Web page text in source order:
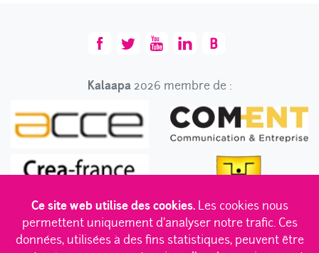
Kalaapa2026 membre de :
Ce site web utilise des cookies.Les cookies nous
permettent uniquement d'analyser notre trafic. Ces
données, utilisées à des fins statistiques, peuvent être